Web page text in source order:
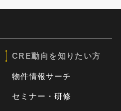
CRE動向を知りたい方
物件情報サーチ
セミナー・研修